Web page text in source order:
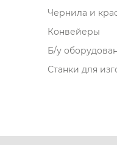
Чернила и
Конвейеры
Б/у
Станки для